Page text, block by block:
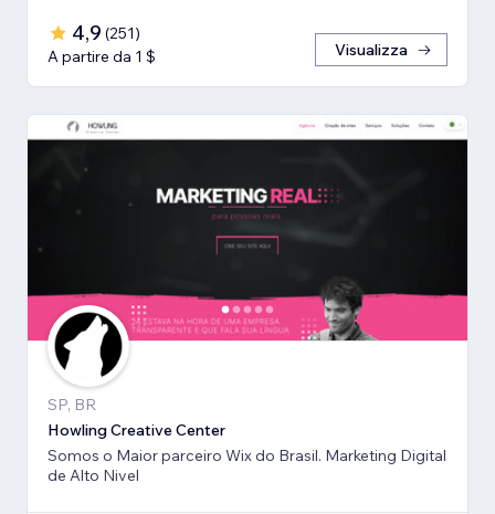
4,9 (251)
A partire da 1 $
Visualizza
SP, BR
Howling Creative Center
Somos o Maior parceiro Wix do Brasil. Marketing Digital
de Alto Nivel